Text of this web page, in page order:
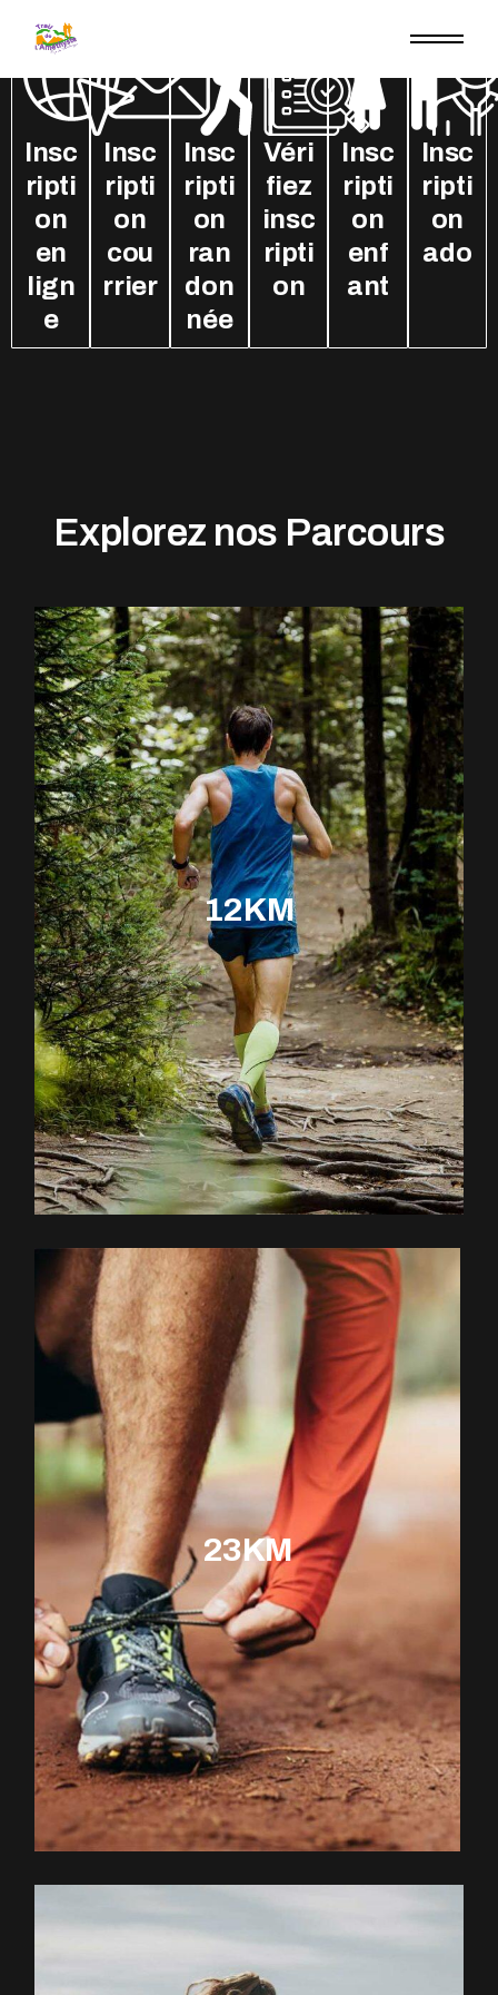
Insc
ripti
on
en
lign
e
Insc
ripti
on
cou
rrier
Insc
ripti
on
ran
don
née
Véri
fiez
insc
ripti
on
Insc
ripti
on
enf
ant
Insc
ripti
on
ado
Explorez nos Parcours
12KM
EXPLOREZ LE PARCOURS
23KM
EXPLOREZ LE PARCOURS